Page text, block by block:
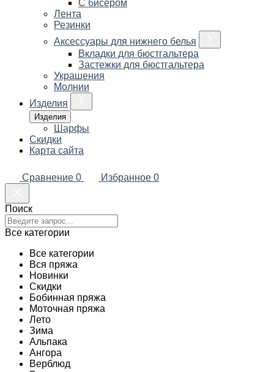
С бисером
Лента
Резинки
Аксессуары для нижнего белья
Вкладки для бюстгальтера
Застежки для бюстгальтера
Украшения
Молнии
Изделия
Изделия
Шарфы
Скидки
Карта сайта
Сравнение 0 Избранное 0
Поиск
Все категории
Все категории
Вся пряжа
Новинки
Скидки
Бобинная пряжа
Моточная пряжа
Лето
Зима
Альпака
Ангора
Верблюд